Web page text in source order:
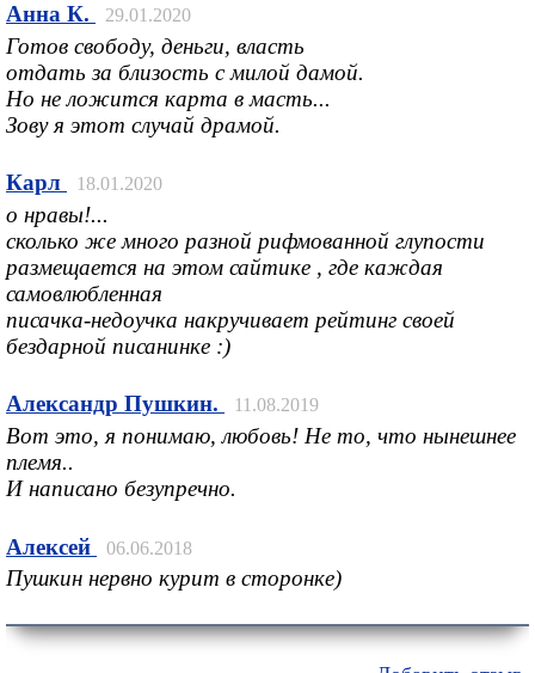
Анна К. 29.01.2020
Готов свободу, деньги, власть
отдать за близость с милой дамой.
Но не ложится карта в масть...
Зову я этот случай драмой.
Карл 18.01.2020
о нравы!...
сколько же много разной рифмованной глупости
размещается на этом сайтике , где каждая
самовлюбленная
писачка-недоучка накручивает рейтинг своей
бездарной писанинке :)
Александр Пушкин. 11.08.2019
Вот это, я понимаю, любовь! Не то, что нынешнее
племя..
И написано безупречно.
Алексей 06.06.2018
Пушкин нервно курит в сторонке)